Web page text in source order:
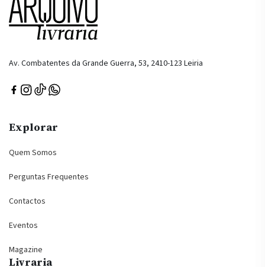
Av. Combatentes da Grande Guerra, 53, 2410-123 Leiria
Explorar
Quem Somos
Perguntas Frequentes
Contactos
Eventos
Magazine
Livraria